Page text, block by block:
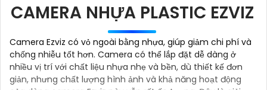
CAMERA NHỰA PLASTIC EZVIZ
Camera Ezviz có vỏ ngoài bằng nhựa, giúp giảm chi phí và
chống nhiễu tốt hơn. Camera có thể lắp đặt dễ dàng ở
nhiều vị trí với chất liệu nhựa nhẹ và bền, dù thiết kế đơn
giản, nhưng chất lượng hình ảnh và khả năng hoạt động